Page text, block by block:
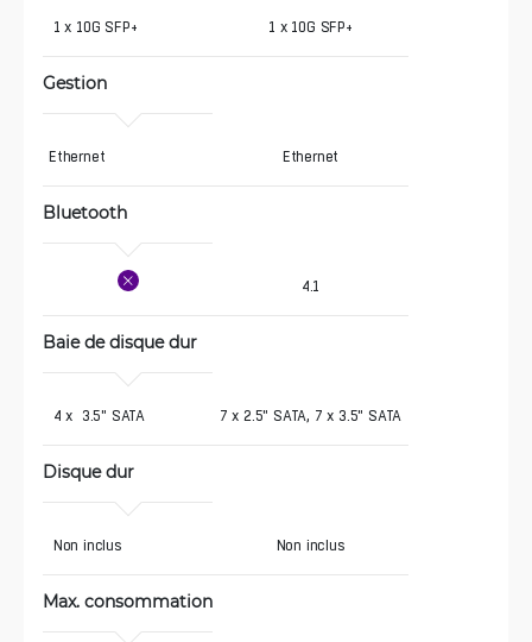
1 x 10G SFP+ 1 x 10G SFP+
Gestion
Ethernet Ethernet
Bluetooth
4.1
Baie de disque dur
4 x  3.5" SATA 7 x 2.5" SATA, 7 x 3.5" SATA
Disque dur
Non inclus Non inclus
Max. consommation